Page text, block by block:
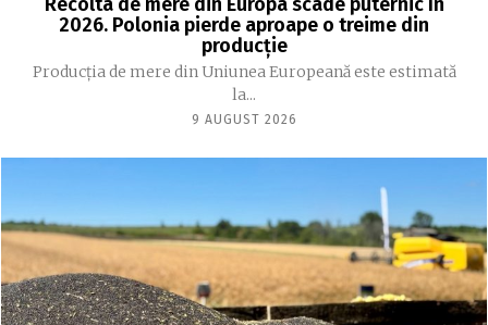
2026. Polonia pierde aproape o treime din
producție
Producția de mere din Uniunea Europeană este estimată
la...
9 AUGUST 2026